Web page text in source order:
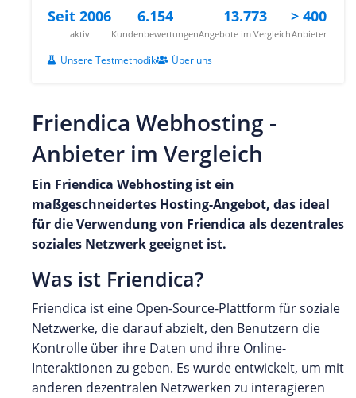
Seit 2006
aktiv
6.154
Kundenbewertungen
13.773
Angebote im Vergleich
> 400
Anbieter
Unsere Testmethodik Über uns
Friendica Webhosting -
Anbieter im Vergleich
Ein Friendica Webhosting ist ein
maßgeschneidertes Hosting-Angebot, das ideal
für die Verwendung von Friendica als dezentrales
soziales Netzwerk geeignet ist.
Was ist Friendica?
Friendica ist eine Open-Source-Plattform für soziale
Netzwerke, die darauf abzielt, den Benutzern die
Kontrolle über ihre Daten und ihre Online-
Interaktionen zu geben. Es wurde entwickelt, um mit
anderen dezentralen Netzwerken zu interagieren